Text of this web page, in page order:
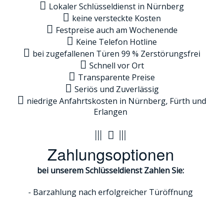
Lokaler Schlüsseldienst in Nürnberg
keine versteckte Kosten
Festpreise auch am Wochenende
Keine Telefon Hotline
bei zugefallenen Türen 99 % Zerstörungsfrei
Schnell vor Ort
Transparente Preise
Seriös und Zuverlässig
niedrige Anfahrtskosten in Nürnberg, Fürth und
Erlangen
Zahlungsoptionen
bei unserem Schlüsseldienst Zahlen Sie:
- Barzahlung nach erfolgreicher Türöffnung